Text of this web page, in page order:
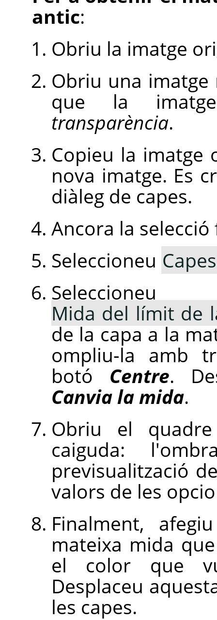
antic:
Obriu la imatge
Obriu una
que la
transparència.
Copieu la imatge
nova imatge. Es
diàleg de capes.
Ancora la
Seleccioneu Capes
Mida del límit de
de la capa a la
ompliu-la amb
botó Centre.
Canvia la mida.
Obriu el
caiguda:
previsualització
valors de les
Finalment,
mateixa mida
el color que
Desplaceu
les capes.